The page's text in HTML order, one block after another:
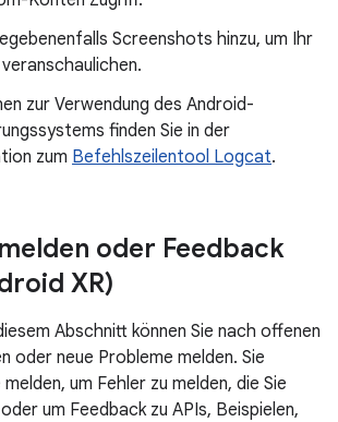
Screenshots hinzu, um Ihr
zur Verwendung des Android-
finden Sie in der
zum Befehlszeilentool Logcat.
oder Feedback
XR)
Abschnitt können Sie nach offenen
oder neue Probleme melden. Sie
um Fehler zu melden, die Sie
um Feedback zu APIs, Beispielen,